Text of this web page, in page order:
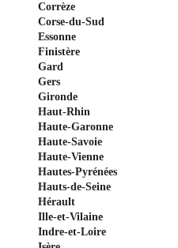
Corrèze
Corse-du-Sud
Essonne
Finistère
Gard
Gers
Gironde
Haut-Rhin
Haute-Garonne
Haute-Savoie
Haute-Vienne
Hautes-Pyrénées
Hauts-de-Seine
Hérault
Ille-et-Vilaine
Indre-et-Loire